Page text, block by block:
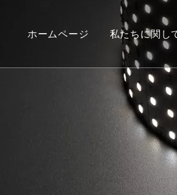
ホームページ 私たちに関し
証明書の栄誉
SMDフレキ
グランドピア